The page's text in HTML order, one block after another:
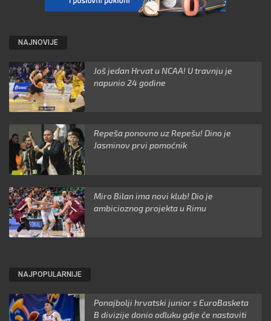
NAJNOVIJE
Još jedan Hrvat u NCAA! U travnju je
napunio 24 godine
Repeša ponovno uz Repešu! Dino je
Jasminov prvi pomoćnik
Miro Bilan ima novi klub! Dio je
ambicioznog projekta u Rimu
NAJPOPULARNIJE
Ponajbolji hrvatski junior s EuroBasketa
B divizije donio odluku gdje će nastaviti